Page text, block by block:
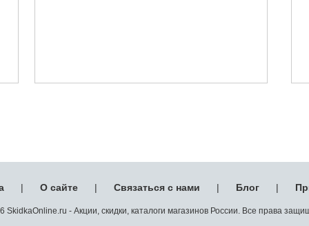
| О сайте | Связаться с нами | Блог |
SkidkaOnline.ru - Акции, скидки, каталоги магазинов России. Все права